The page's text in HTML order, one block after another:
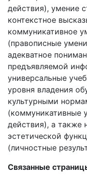
действия), умение
контекстное
коммуникативное
(правописные
адекватное
предъявляемой
универсальные
уровня владения
культурными
(коммуникативные
действия), а также
эстетической
(личностные
Связанные